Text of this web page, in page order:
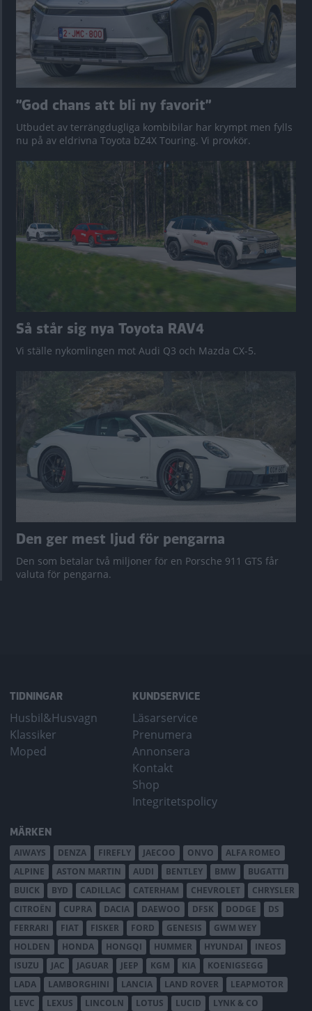
”God chans att bli ny favorit”
Utbudet av terrängdugliga kombibilar har krympt men fylls
nu på av eldrivna Toyota bZ4X Touring. Vi provkör.
Så står sig nya Toyota RAV4
Vi ställe nykomlingen mot Audi Q3 och Mazda CX-5.
Den ger mest ljud för pengarna
Den som betalar två miljoner för en Porsche 911 GTS får
valuta för pengarna.
TIDNINGAR
Husbil&Husvagn
Klassiker
Moped
KUNDSERVICE
Läsarservice
Prenumera
Annonsera
Kontakt
Shop
Integritetspolicy
MÄRKEN
AIWAYS DENZA FIREFLY JAECOO ONVO
ALFA ROMEO
ALPINE
ASTON MARTIN AUDI BENTLEY BMW
BUGATTI
BUICK
BYD CADILLAC CATERHAM CHEVROLET
CHRYSLER
CITROËN
CUPRA DACIA DAEWOO DFSK DODGE
DS
FERRARI
FIAT FISKER FORD GENESIS
GWM WEY
HOLDEN
HONDA HONGQI HUMMER HYUNDAI
INEOS
ISUZU
JAC JAGUAR JEEP KGM KIA
KOENIGSEGG
LADA
LAMBORGHINI LANCIA LAND ROVER
LEAPMOTOR
LEVC
LEXUS LINCOLN LOTUS LUCID LYNK & CO